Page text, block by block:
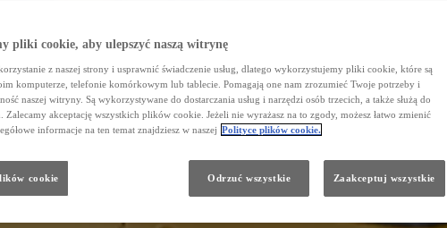
pliki cookie, aby ulepszyć naszą witrynę
z naszej strony i usprawnić świadczenie usług, dlatego wykorzystujemy pliki cookie, które są
komputerze, telefonie komórkowym lub tablecie. Pomagają one nam zrozumieć Twoje potrzeby i
naszej witryny. Są wykorzystywane do dostarczania usług i narzędzi osób trzecich, a także służą do
Zalecamy akceptację wszystkich plików cookie. Jeżeli nie wyrażasz na to zgody, możesz łatwo zmienić
informacje na ten temat znajdziesz w naszej Polityce plików cookie.
Odrzuć wszystkie Zaakceptuj wszystkie
cookie